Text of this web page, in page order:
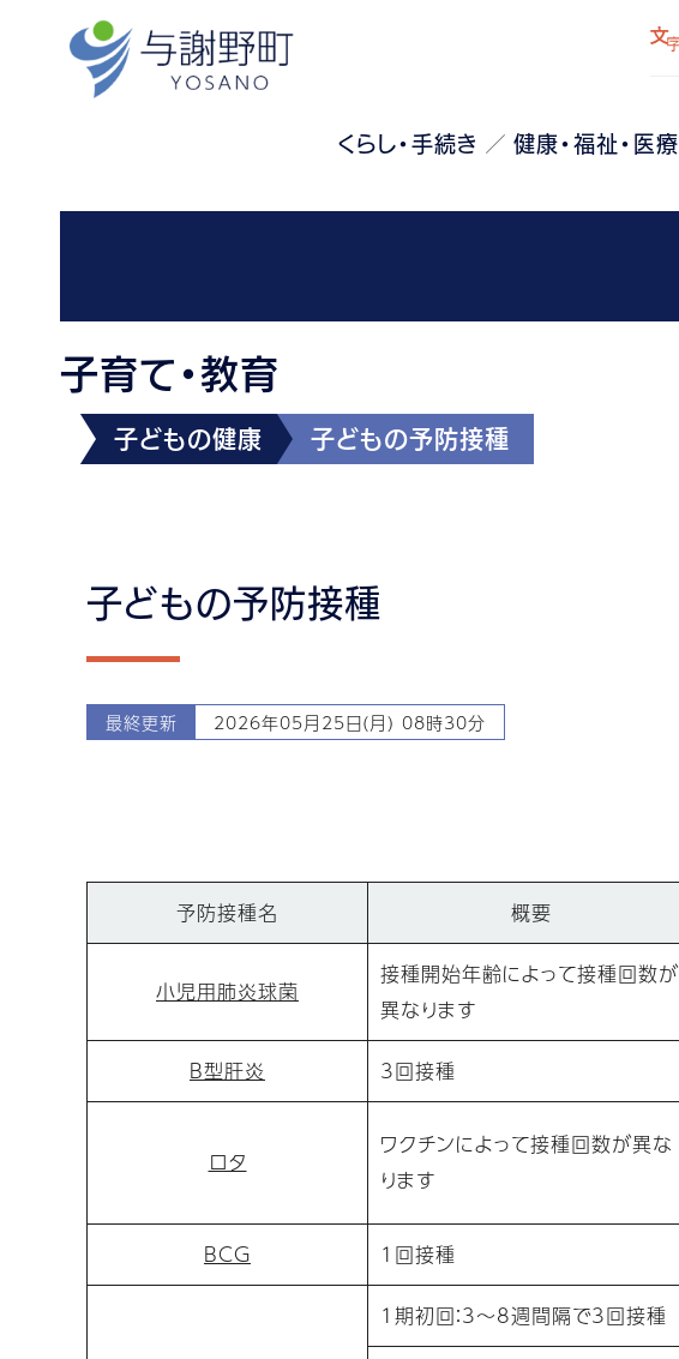
くらし・手続き 健康・福祉・医療
子育て・教育
子どもの健康 子どもの予防接種
子どもの予防接種
最終更新 2026年05月25日(月) 08時30分
予防接種名 概要
小児用肺炎球菌
接種開始年齢によって接種回数が
異なります
B型肝炎 3回接種
ロタ
ワクチンによって接種回数が異な
ります
BCG 1回接種
1期初回：3～8週間隔で3回接種